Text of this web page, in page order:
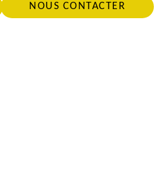
NOUS CONTACTER